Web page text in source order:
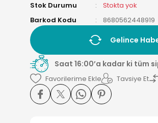
Stok Durumu
Stokta yok
Barkod Kodu
8680562448919
Gelince
Saat 16:00’a kadar ki tüm
Tavsiye Et